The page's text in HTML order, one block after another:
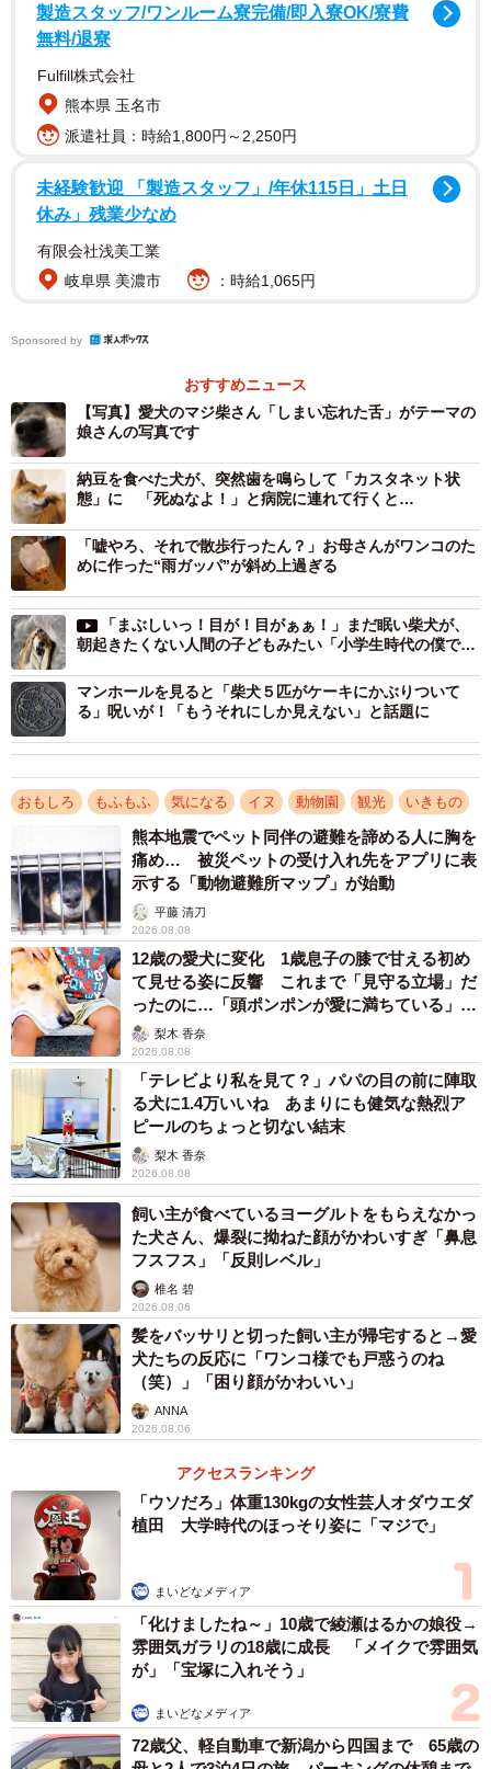
リプ欄にはこんなコメントが寄せられています。です
が、鳥好きさんには鳥にしか見えないようで「アカツクシ
ガモ」だと教えてくれる人たちも。ツイートしたのは「黒
柴･あられとラブ･茶々（ @m0331020 ）」さん。写真を撮
った１７歳の女子高校生のお母さんです。娘さんは遠足で
訪れたアドベンチャーワールドで、なぜ柴犬のお尻みたい
な写真を撮ったのでしょうか。お話を聞きました。
──（手を挙げつつ）柴犬のお尻に見えたひとりです。娘さ
んは、この写真をなんと言って送ってきたのですか？
特にコメントなく、アドベンチャーワールドで可愛い！
と思ったものをたくさん送ってくれた中にありました。あ
とから聞いたら、カモがウトウトしていて目を開けたり閉
じたりしていて、閉じたときに撮ったと言っていました。
──柴犬だと思って撮ったわけではないのですね？
娘に、犬かと思ったと指摘して初めて本人も「ホンマや
w」と言っていました。
2/5
あられちゃん（黒柴）と茶々ちゃん（ラブラドール・レトリバー）のこ
とをツイートしているアカウントに投稿しました（提供：黒柴･あられと
ラブ･茶々さん）
──そうなのですね！（笑）。写真を見たときはどんなこと
を思われましたか？
アドベンチャーワールドは普段触れあえない動物がたく
さんいることで有名な所なのに、何で柴犬がいるんだろ
製造スタッフ/ワンルーム寮完備/即入寮OK/寮費
無料/退寮
Fulfill株式会社
熊本県 玉名市
派遣社員：時給1,800円～2,250円
未経験歓迎 「製造スタッフ」/年休115日」土日
休み」残業少なめ
有限会社浅美工業
岐阜県 美濃市
：時給1,065円
Sponsored by
おすすめニュース
【写真】愛犬のマジ柴さん「しまい忘れた舌」がテーマの
娘さんの写真です
納豆を食べた犬が、突然歯を鳴らして「カスタネット状
態」に 「死ぬなよ！」と病院に連れて行くと…
「嘘やろ、それで散歩行ったん？」お母さんがワンコのた
めに作った“雨ガッパ”が斜め上過ぎる
「まぶしいっ！目が！目がぁぁ！」まだ眠い柴犬が、
朝起きたくない人間の子どもみたい「小学生時代の僕です
マンホールを見ると「柴犬５匹がケーキにかぶりついて
る」呪いが！「もうそれにしか見えない」と話題に
おもしろ もふもふ 気になる イヌ 動物園 観光 いきもの
熊本地震でペット同伴の避難を諦める人に胸を
痛め… 被災ペットの受け入れ先をアプリに表
示する「動物避難所マップ」が始動
平藤 清刀
2026.08.08
12歳の愛犬に変化 1歳息子の膝で甘える初め
て見せる姿に反響 これまで「見守る立場」だ
ったのに…「頭ポンポンが愛に満ちている」
「尊…」
梨木 香奈
2026.08.08
「テレビより私を見て？」パパの目の前に陣取
る犬に1.4万いいね あまりにも健気な熱烈ア
ピールのちょっと切ない結末
梨木 香奈
2026.08.08
飼い主が食べているヨーグルトをもらえなかっ
た犬さん、爆裂に拗ねた顔がかわいすぎ「鼻息
フスフス」「反則レベル」
椎名 碧
2026.08.06
髪をバッサリと切った飼い主が帰宅すると→愛
犬たちの反応に「ワンコ様でも戸惑うのね
（笑）」「困り顔がかわいい」
ANNA
2026.08.06
アクセスランキング
「ウソだろ」体重130kgの女性芸人オダウエダ
植田 大学時代のほっそり姿に「マジで」
まいどなメディア
「化けましたね～」10歳で綾瀬はるかの娘役→
雰囲気ガラリの18歳に成長 「メイクで雰囲気
が」「宝塚に入れそう」
まいどなメディア
72歳父、軽自動車で新潟から四国まで 65歳の